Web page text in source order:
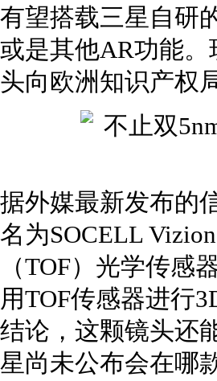
有望搭载三星自研
或是其他AR功能
头向欧洲知识产权
据外媒最新发布的
名为SOCELL
（TOF）光学传感
用TOF传感器进行
结论，这颗镜头还
星尚未公布会在哪